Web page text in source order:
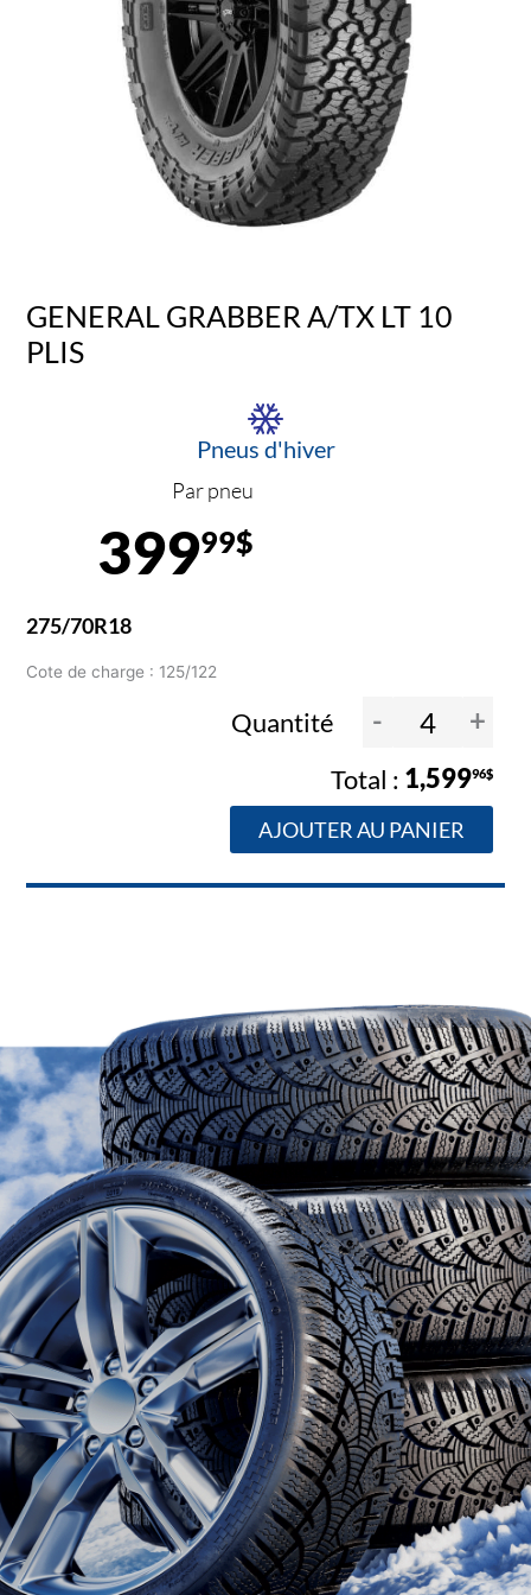
GENERAL GRABBER A/TX LT 10
PLIS
Pneus d'hiver
Par pneu
39999$
275/70R18
Cote de charge : 125/122
Quantité - +
1,59996$
AJOUTER AU PANIER